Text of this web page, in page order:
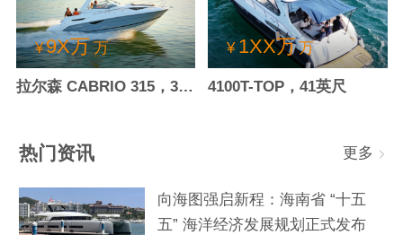
¥9X万万
拉尔森 CABRIO 315，30.4英尺
¥ 1XX万万
4100T-TOP，41英尺
热门资讯 更多
向海图强启新程：海南省 “十五
五” 海洋经济发展规划正式发布